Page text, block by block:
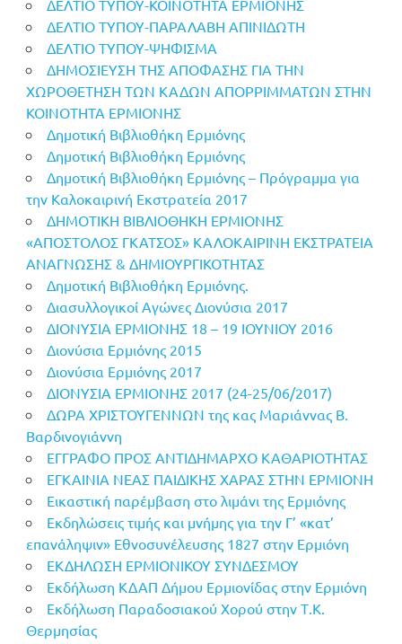
ΔΕΛΤΙΟ ΤΥΠΟΥ-ΚΟΙΝΟΤΗΤΑ ΕΡΜΙΟΝΗΣ
ΔΕΛΤΙΟ ΤΥΠΟΥ-ΠΑΡΑΛΑΒΗ ΑΠΙΝΙΔΩΤΗ
ΔΕΛΤΙΟ ΤΥΠΟΥ-ΨΗΦΙΣΜΑ
ΔΗΜΟΣΙΕΥΣΗ ΤΗΣ ΑΠΟΦΑΣΗΣ ΓΙΑ ΤΗΝ
ΧΩΡΟΘΕΤΗΣΗ ΤΩΝ ΚΑΔΩΝ ΑΠΟΡΡΙΜΜΑΤΩΝ ΣΤΗΝ
ΚΟΙΝΟΤΗΤΑ ΕΡΜΙΟΝΗΣ
Δημοτική Βιβλιοθήκη Ερμιόνης
Δημοτική Βιβλιοθήκη Ερμιόνης
Δημοτική Βιβλιοθήκη Ερμιόνης – Πρόγραμμα για
την Καλοκαιρινή Εκστρατεία 2017
ΔΗΜΟΤΙΚΗ ΒΙΒΛΙΟΘΗΚΗ ΕΡΜΙΟΝΗΣ
«ΑΠΟΣΤΟΛΟΣ ΓΚΑΤΣΟΣ» ΚΑΛΟΚΑΙΡΙΝΗ ΕΚΣΤΡΑΤΕΙΑ
ΑΝΑΓΝΩΣΗΣ & ΔΗΜΙΟΥΡΓΙΚΟΤΗΤΑΣ
Δημοτική Βιβλιοθήκη Ερμιόνης.
Διασυλλογικοί Αγώνες Διονύσια 2017
ΔΙΟΝΥΣΙΑ ΕΡΜΙΟΝΗΣ 18 – 19 ΙΟΥΝΙΟΥ 2016
Διονύσια Ερμιόνης 2015
Διονύσια Ερμιόνης 2017
ΔΙΟΝΥΣΙΑ ΕΡΜΙΟΝΗΣ 2017 (24-25/06/2017)
ΔΩΡΑ ΧΡΙΣΤΟΥΓΕΝΝΩΝ της κας Μαριάννας Β.
Βαρδινογιάννη
ΕΓΓΡΑΦΟ ΠΡΟΣ ΑΝΤΙΔΗΜΑΡΧΟ ΚΑΘΑΡΙΟΤΗΤΑΣ
ΕΓΚΑΙΝΙΑ ΝΕΑΣ ΠΑΙΔΙΚΗΣ ΧΑΡΑΣ ΣΤΗΝ ΕΡΜΙΟΝΗ
Εικαστική παρέμβαση στο λιμάνι της Ερμιόνης
Εκδηλώσεις τιμής και μνήμης για την Γ’ «κατ’
επανάληψιν» Εθνοσυνέλευσης 1827 στην Ερμιόνη
ΕΚΔΗΛΩΣΗ ΕΡΜΙΟΝΙΚΟΥ ΣΥΝΔΕΣΜΟΥ
Εκδήλωση ΚΔΑΠ Δήμου Ερμιονίδας στην Ερμιόνη
Εκδήλωση Παραδοσιακού Χορού στην Τ.Κ.
Θερμησίας